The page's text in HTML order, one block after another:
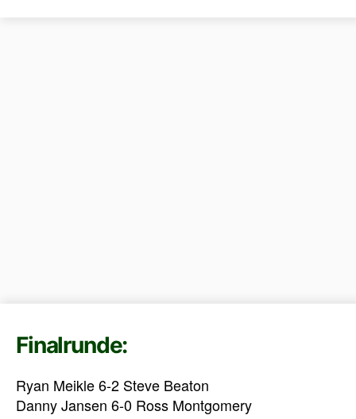
Finalrunde:
Ryan Meikle 6-2 Steve Beaton
Danny Jansen 6-0 Ross Montgomery